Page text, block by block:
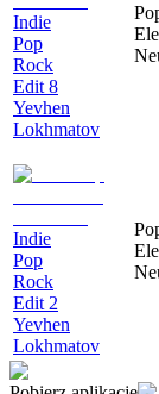
Indie
Pop
Rock
Edit 8
Yevhen
Lokhmatov
Indie
Pop
Rock
Edit 2
Yevhen
Lokhmatov